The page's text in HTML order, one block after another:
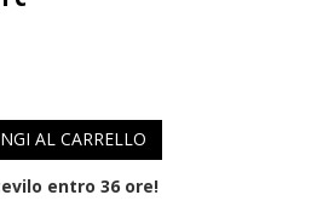
AL CARRELLO
entro 36 ore!